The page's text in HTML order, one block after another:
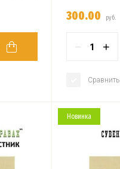
300.00 руб.
− +
Сравнить
Новинка